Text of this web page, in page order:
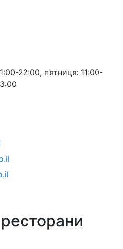
22:00, п’ятниця: 11:00-
ресторани